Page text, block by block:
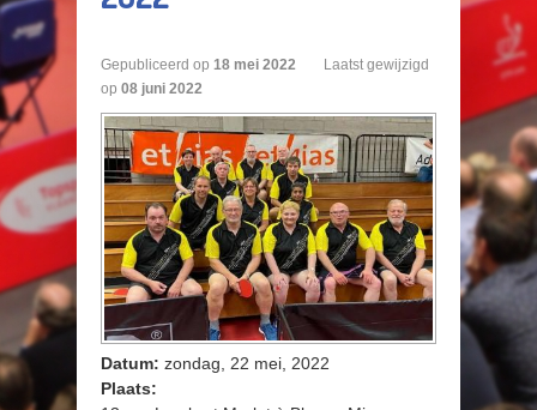
Gepubliceerd op 18 mei 2022
Laatst gewijzigd
op 08 juni 2022
Datum: zondag, 22 mei, 2022
Plaats: